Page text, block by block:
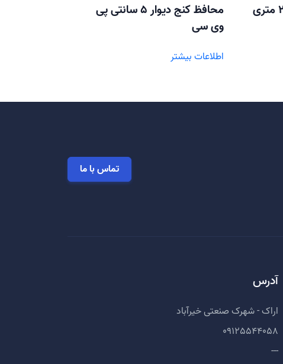
محافظ کنج دیوار 5 سانتی پی
وی سی
اطلاعات بیشتر
تماس با ما
آدرس
اراک - شهرک صنعتی خیرآباد
09125544058
---